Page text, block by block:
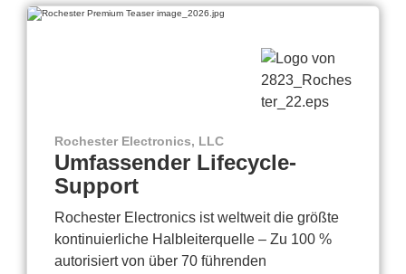
Rochester Electronics, LLC
Umfassender Lifecycle-
Support
Rochester Electronics ist weltweit die größte
kontinuierliche Halbleiterquelle – Zu 100 %
autorisiert von über 70 führenden